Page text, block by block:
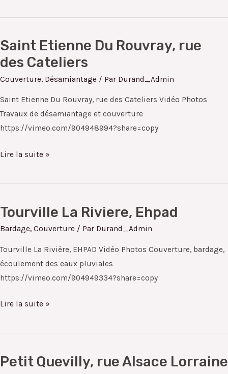
Saint Etienne Du Rouvray, rue
des Cateliers
Couverture, Désamiantage / Par Durand_Admin
Saint Etienne Du Rouvray, rue des Cateliers Vidéo Photos
Travaux de désamiantage et couverture
https://vimeo.com/904948994?share=copy
Saint
Etienne
rue
des
Cateliers
Lire la suite »
Tourville La Riviere, Ehpad
Bardage, Couverture / Par Durand_Admin
Tourville La Rivière, EHPAD Vidéo Photos Couverture, bardage,
écoulement des eaux pluviales
https://vimeo.com/904949334?share=copy
Tourville
La
Ehpad
Lire la suite »
Petit Quevilly, rue Alsace Lorraine
Petit